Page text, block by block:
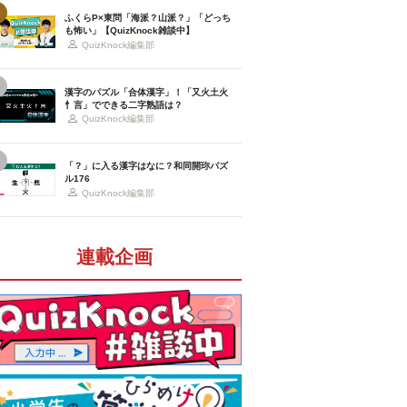
ふくらP×東問「海派？山派？」「どっち
も怖い」【QuizKnock雑談中】
QuizKnock編集部
漢字のパズル「合体漢字」！「又火土火
忄言」でできる二字熟語は？
QuizKnock編集部
「？」に入る漢字はなに？和同開珎パズ
ル176
QuizKnock編集部
連載企画